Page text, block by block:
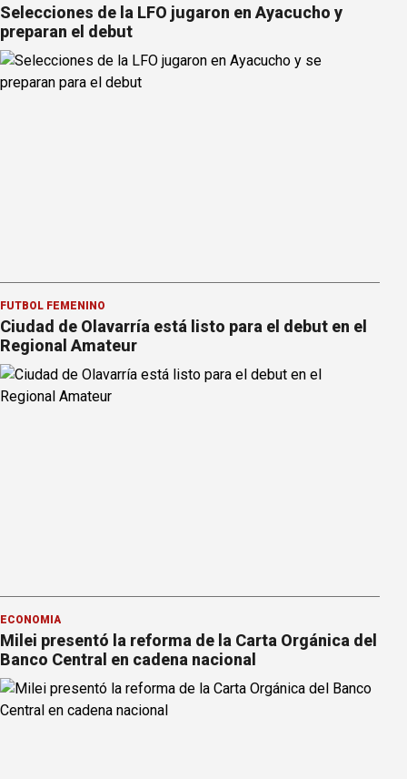
Selecciones de la LFO jugaron en Ayacucho y
preparan el debut
FÚTBOL FEMENINO
Ciudad de Olavarría está listo para el debut en el
Regional Amateur
ECONOMÍA
Milei presentó la reforma de la Carta Orgánica del
Banco Central en cadena nacional